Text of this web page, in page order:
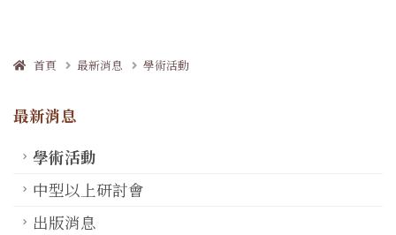
首頁 最新消息 學術活動
最新消息
學術活動
中型以上研討會
出版消息